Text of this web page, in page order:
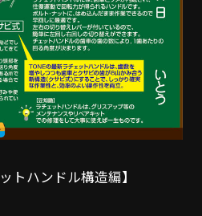
トハンドル構造編】